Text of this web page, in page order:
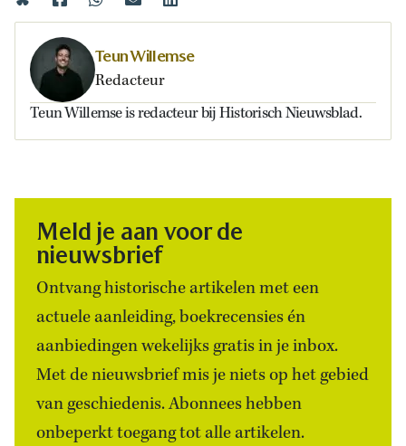
Teun Willemse
Redacteur
Teun Willemse is redacteur bij Historisch Nieuwsblad.
Meld je aan voor de
nieuwsbrief
Ontvang historische artikelen met een
actuele aanleiding, boekrecensies én
aanbiedingen wekelijks gratis in je inbox.
Met de nieuwsbrief mis je niets op het gebied
van geschiedenis. Abonnees hebben
onbeperkt toegang tot alle artikelen.